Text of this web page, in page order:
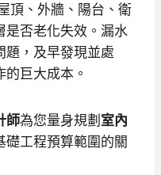
頂、外牆、陽台、衛
是否老化失效。漏水
題，及早發現並處
巨大成本。
師為您量身規劃 室內
礎工程預算範圍的關